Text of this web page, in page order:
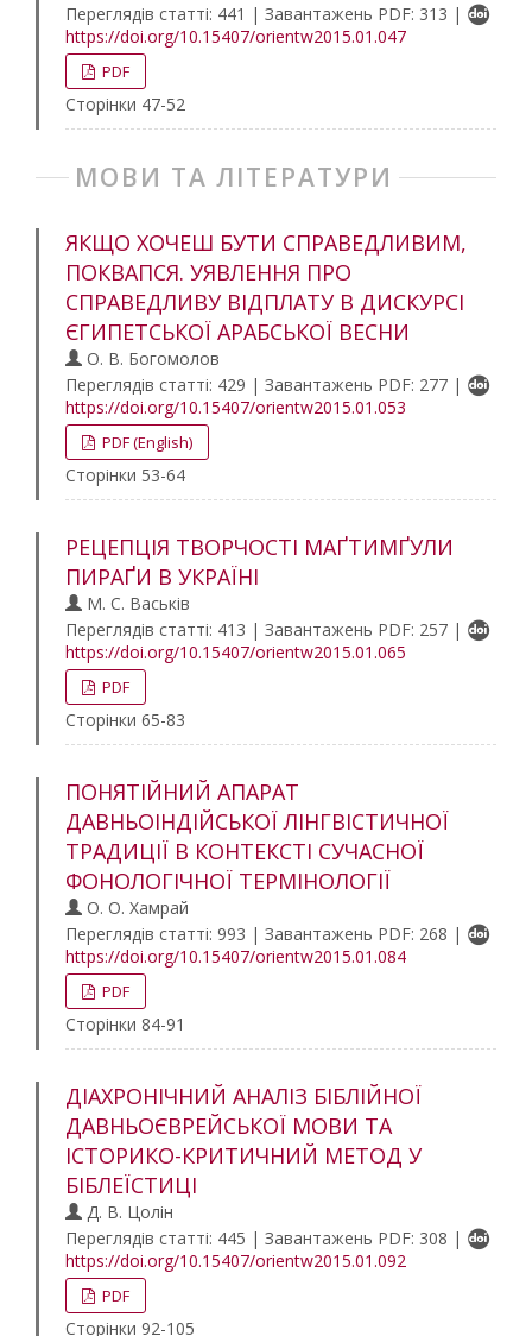
Переглядів статті: 441 | Завантажень PDF: 313 |
https://doi.org/10.15407/orientw2015.01.047
PDF
Сторінки 47-52
МОВИ ТА ЛІТЕРАТУРИ
ЯКЩО ХОЧЕШ БУТИ СПРАВЕДЛИВИМ,
ПОКВАПСЯ. УЯВЛЕННЯ ПРО
СПРАВЕДЛИВУ ВІДПЛАТУ В ДИСКУРСІ
ЄГИПЕТСЬКОЇ АРАБСЬКОЇ ВЕСНИ
О. В. Богомолов
Переглядів статті: 429 | Завантажень PDF: 277 |
https://doi.org/10.15407/orientw2015.01.053
PDF (English)
Сторінки 53-64
РЕЦЕПЦІЯ ТВОРЧОСТІ МАҐТИМҐУЛИ
ПИРАҐИ В УКРАЇНІ
М. С. Васьків
Переглядів статті: 413 | Завантажень PDF: 257 |
https://doi.org/10.15407/orientw2015.01.065
PDF
Сторінки 65-83
ПОНЯТІЙНИЙ АПАРАТ
ДАВНЬОІНДІЙСЬКОЇ ЛІНГВІСТИЧНОЇ
ТРАДИЦІЇ В КОНТЕКСТІ СУЧАСНОЇ
ФОНОЛОГІЧНОЇ ТЕРМІНОЛОГІЇ
О. О. Хамрай
Переглядів статті: 993 | Завантажень PDF: 268 |
https://doi.org/10.15407/orientw2015.01.084
PDF
Сторінки 84-91
ДІАХРОНІЧНИЙ АНАЛІЗ БІБЛІЙНОЇ
ДАВНЬОЄВРЕЙСЬКОЇ МОВИ ТА
ІСТОРИКО-КРИТИЧНИЙ МЕТОД У
БІБЛЕЇСТИЦІ
Д. В. Цолін
Переглядів статті: 445 | Завантажень PDF: 308 |
https://doi.org/10.15407/orientw2015.01.092
PDF
Сторінки 92-105